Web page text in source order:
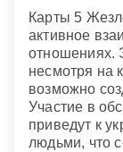
Карты 5
активное
отношениях.
несмотря на
возможно
Участие в
приведут к
людьми, что